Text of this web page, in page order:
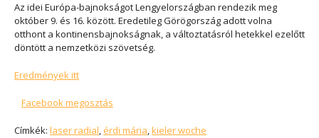
Az idei Európa-bajnokságot Lengyelországban rendezik meg
október 9. és 16. között. Eredetileg Görögország adott volna
otthont a kontinensbajnokságnak, a változtatásról hetekkel ezelőtt
döntött a nemzetközi szövetség.
Eredmények itt
Facebook megosztás
Címkék: laser radial, érdi mária,kieler woche